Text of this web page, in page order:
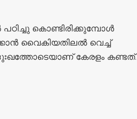
കൊണ്ടിരിക്കുമ്പോൾ
വൈകിയതിലൽ വെച്ച്
കേരളം കണ്ടത്.